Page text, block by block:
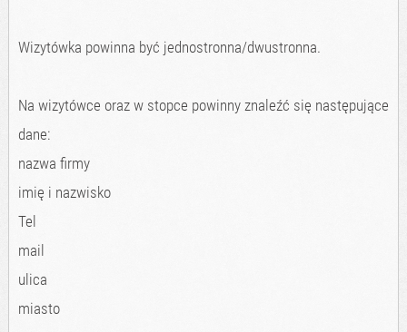
Wizytówka powinna być jednostronna/dwustronna.
Na wizytówce oraz w stopce powinny znaleźć się następujące
dane:
nazwa firmy
imię i nazwisko
Tel
mail
ulica
miasto